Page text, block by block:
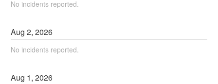
No incidents reported.
Aug2,2026
No incidents reported.
Aug 1,2026